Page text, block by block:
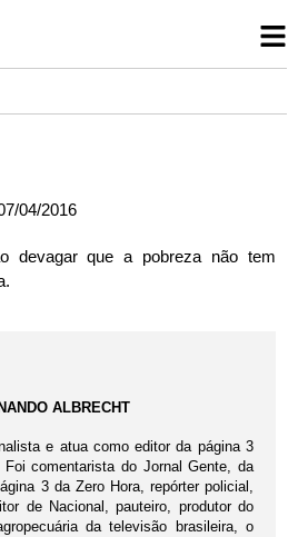
04/2016
devagar que a pobreza não tem
ALBRECHT
e atua como editor da página 3
comentarista do Jornal Gente, da
3 da Zero Hora, repórter policial,
de Nacional, pauteiro, produtor do
da televisão brasileira, o